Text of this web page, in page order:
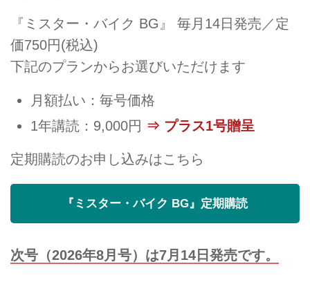
『ミスター・バイク BG』 毎月14日発売／定
価750円(税込)
下記のプランからお選びいただけます
月額払い：毎号価格
1年講読：9,000円 ⇒ プラス1号贈呈
定期購読のお申し込みはこちら
『ミスター・バイク BG』定期購読
次号（2026年8月号）は7月14日発売です。